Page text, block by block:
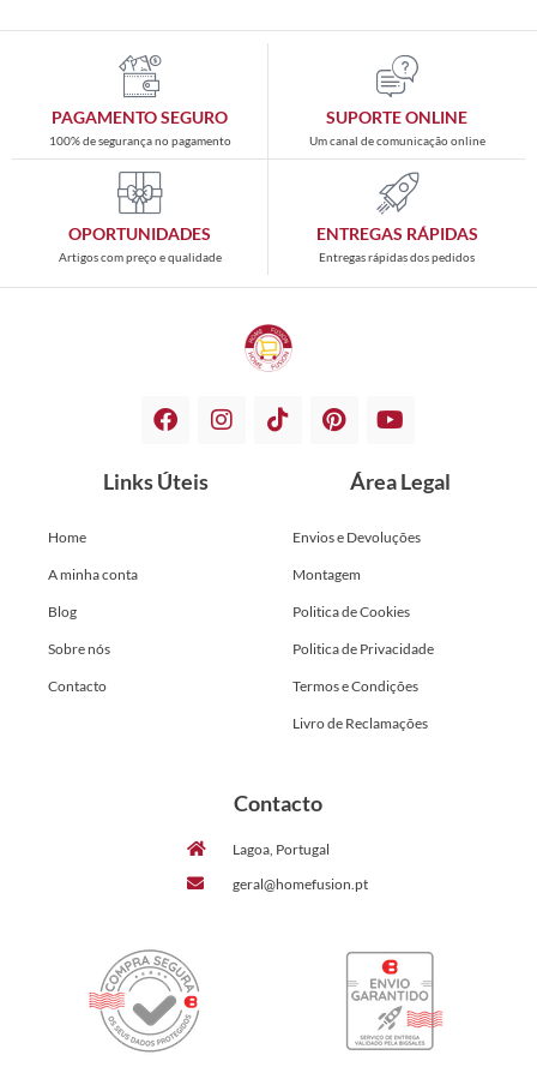
PAGAMENTO SEGURO
100% de segurança no pagamento
SUPORTE ONLINE
Um canal de comunicação online
OPORTUNIDADES
Artigos com preço e qualidade
ENTREGAS RÁPIDAS
Entregas rápidas dos pedidos
Links Úteis
Home
A minha conta
Blog
Sobre nós
Contacto
Área Legal
Envios e Devoluções
Montagem
Politica de Cookies
Politica de Privacidade
Termos e Condições
Livro de Reclamações
Contacto
Lagoa, Portugal
geral@homefusion.pt